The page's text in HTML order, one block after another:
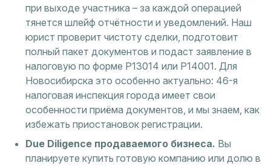
при выходе участника – за каждой операцией
тянется шлейф отчётности и уведомлений. Наш
юрист проверит чистоту сделки, подготовит
полный пакет документов и подаст заявление в
налоговую по форме Р13014 или Р14001. Для
Новосибирска это особенно актуально: 46-я
налоговая инспекция города имеет свои
особенности приёма документов, и мы знаем, как
избежать приостановок регистрации.
Due Diligence продаваемого бизнеса. Вы
планируете купить готовую компанию или долю в